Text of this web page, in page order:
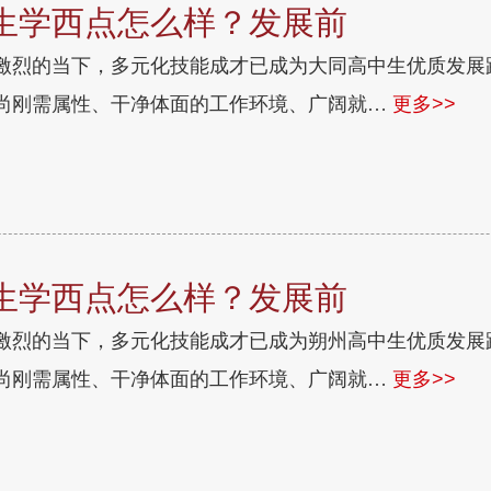
学西点怎么样？发展前
烈的当下，多元化技能成才已成为大同高中生优质发
刚需属性、干净体面的工作环境、广阔就… 更多>>
学西点怎么样？发展前
烈的当下，多元化技能成才已成为朔州高中生优质发
刚需属性、干净体面的工作环境、广阔就… 更多>>